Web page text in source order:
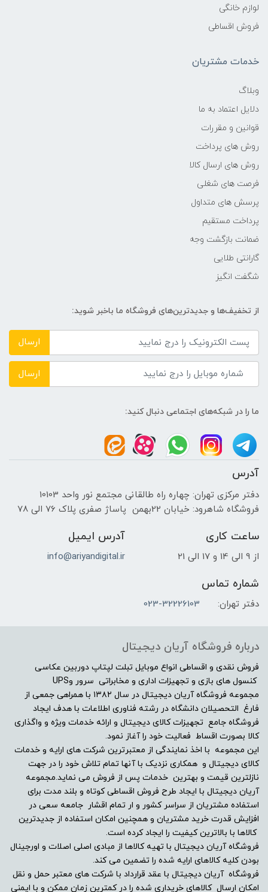
لوازم خانگی
فروش اقساطی
خدمات مشتریان
وبلاگ
دلایل اعتماد به ما
قوانین و مقررات
روش های پرداخت
روش های ارسال کالا
فرصت های شغلی
پرسش های متداول
پرداخت مستقیم
ضمانت بازگشت وجه
گارانتی طلایی
شگفت انگیز
از تخفیف‌ها و جدیدترین‌های فروشگاه ما باخبر شوید:
ارسال
ارسال
ما را در شبکه‌های اجتماعی دنبال کنید:
آدرس
دفتر مرکزی تهران: چهاره راه طالقانی مجتمع نور واحد 10103
فروشگاه شاهرود: خیابان 22بهمن پاساژ صفری پلاک 76 الی 78
ساعت کاری
از 9 الی 14 و 17 الی 21
آدرس ایمیل
info@ariyandigital.ir
شماره تماس
دفتر تهران: 023-32226103
درباره فروشگاه آریان دیجیتال
فروش نقدی و اقساطی انواع موبایل تبلت لپتاپ دوربین عکاسی
کنسول های بازی و تجهیزات اداری و مخابراتی سرور وUPS
مجموعه فروشگاه آریان دیجیتال در سال ۱۳۸۲ با همراهی جمعی از
فارغ التحصیلان دانشگاه در رشته فناوری اطلاعات با هدف ایجاد
فروشگاه جامع تجهیزات کالای دیجیتال و ارائه خدمات ویژه و واگذاری
کالا بصورت اقساط فعالیت خود را آغاز نمود.
این مجموعه با اخذ نمایندگی از معتبرترین شرکت های ارایه و خدمات
کالای دیجیتال و همکاری نزدیک با آنها تمام تلاش خود را در جهت
نازلترین قیمت و بهترین خدمات پس از فروش می نماید.مجموعه
آریان دیجیتال با ایجاد طرح فروش اقساطی کوتاه و بلند مدت برای
استفاده مشتریان از سراسر کشور و ار تمام اقشار جامعه سعی در
افزایش قدرت خرید مشتریان و همچنین امکان استفاده از جدیدترین
کالاها با بالاترین کیفیت را ایجاد کرده است.
فروشگاه آریان دیجیتال با تهیه کالاها از مبادی اصلی اصلات و اورجینال
بودن کلیه کالاهای ارایه شده را تضمین می کند.
فروشگاه آریان دیجیتال با عقد قرارداد با شرکت های معتبر حمل و نقل
امکان ارسال کالاهای خریداری شده را در کمترین زمان ممکن و با ایمنی